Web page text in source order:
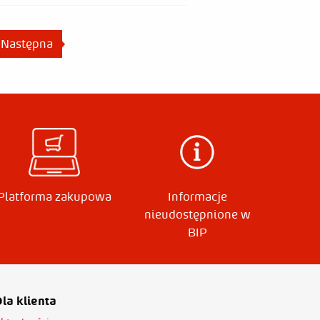
Następna strona
zakupowa
Informacje
nieudostępnione w
BIP
klienta